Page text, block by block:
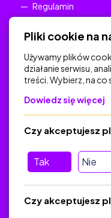
Regulamin
Na skróty
Polityka Prywatności
O platformie
Baza materiałów
Jak zostać autorem
Pliki cookie na
Używamy plików
działanie serwisu,
treści. Wybierz, na co
Dowiedz się więcej
Tak Nie
Czy akceptujesz
Czy akceptujesz